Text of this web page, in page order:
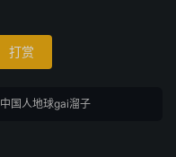
打赏
中国人地球gai溜子